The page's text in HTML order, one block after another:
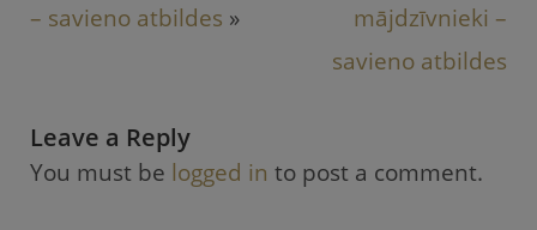
– savieno atbildes »
mājdzīvnieki –
savieno atbildes
Leave a Reply
You must be logged in to post a comment.